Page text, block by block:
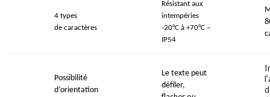
4 types
decaractères
Résistant aux
intempéries
-20°C à +70°C –
IP54
Possibilité
d’orientation
Le texte peut
défiler,